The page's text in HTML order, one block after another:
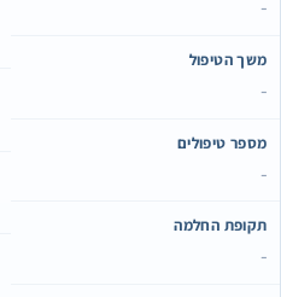
-
משך הטיפול
-
מספר טיפולים
-
תקופת החלמה
-